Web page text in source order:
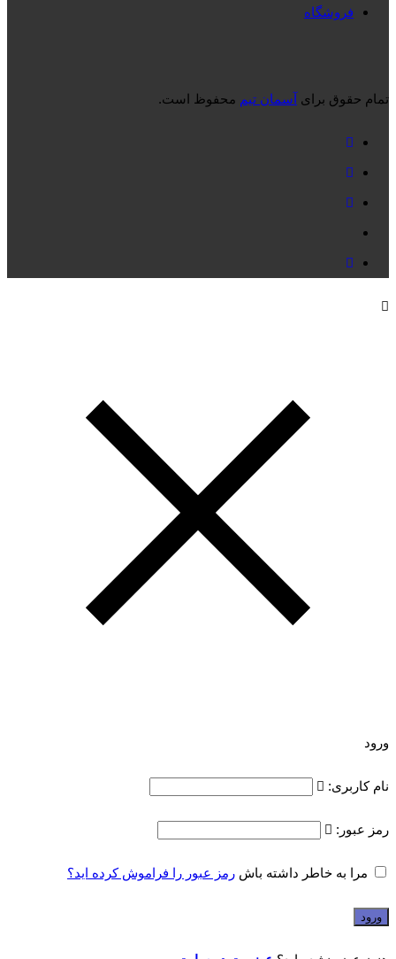
فروشگاه
تمام حقوق برای آسمان تیم محفوظ است.
ورود
نام کاربری:
رمز عبور:
مرا به خاطر داشته باش رمز عبور را فراموش کرده اید؟